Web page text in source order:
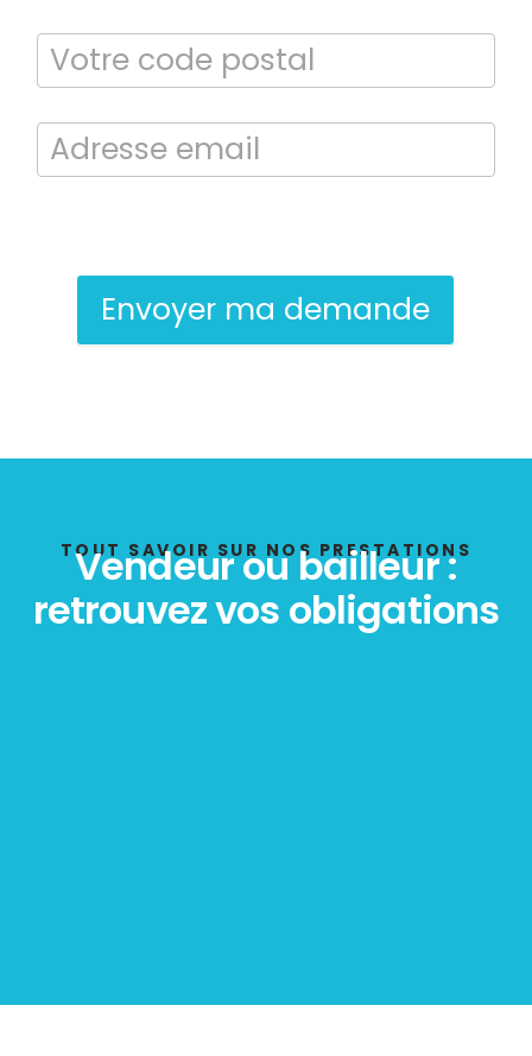
Envoyer ma demande
TOUT SAVOIR SUR NOS PRESTATIONS
Vendeur ou bailleur :
retrouvez vos obligations